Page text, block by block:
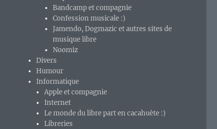
Bandcamp et compagnie
Confession musicale :)
Jamendo, Dogmazic et autres sites de
musique libre
Noomiz
Divers
Humour
Informatique
Apple et compagnie
Internet
Le monde du libre part en cacahuète :)
Libreries